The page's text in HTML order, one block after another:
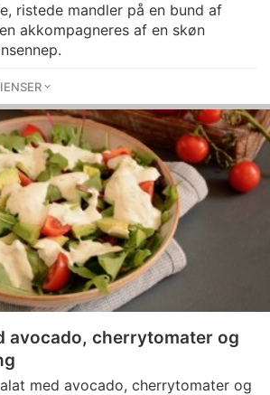
ristede mandler på en bund af
akkompagneres af en skøn
avocado, cherrytomater og
med avocado, cherrytomater og